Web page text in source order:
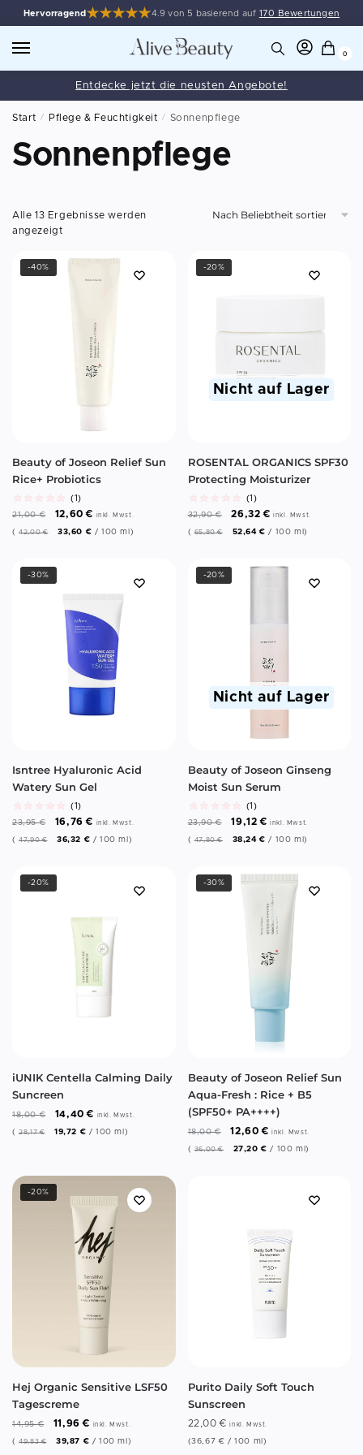
Hervorragend 4.9 von 5 basierend auf 170 Bewertungen
0
Entdecke jetzt die neusten Angebote!
Start / Pflege & Feuchtigkeit / Sonnenpflege
Sonnenpflege
Alle 13 Ergebnisse werden
angezeigt
-40%
Beauty of Joseon Relief Sun
Rice+ Probiotics
(1)
21,00€ 12,60€ inkl. Mwst.
(42,00€ 33,60€ /100 ml )
-20%
Nicht auf Lager
ROSENTAL ORGANICS SPF30
Protecting Moisturizer
(1)
32,90€ 26,32€ inkl. Mwst.
(65,80€ 52,64€ / 100 ml)
-30%
Isntree Hyaluronic Acid
Watery Sun Gel
(1)
23,95€ 16,76€ inkl. Mwst.
(47,90€ 36,32€ /100 ml )
-20%
Nicht auf Lager
Beauty of Joseon Ginseng
Moist Sun Serum
(1)
23,90€ 19,12€ inkl. Mwst.
(47,80€ 38,24€ / 100 ml)
-20%
iUNIK Centella Calming Daily
Suncreen
18,00€ 14,40€ inkl. Mwst.
(28,17€ 19,72€ /100 ml )
-30%
Beauty of Joseon Relief Sun
Aqua-Fresh : Rice + B5
(SPF50+ PA++++)
18,00€ 12,60€ inkl. Mwst.
(36,00€ 27,20€ / 100 ml)
-20%
Hej Organic Sensitive LSF50
Tagescreme
14,95€ 11,96€ inkl. Mwst.
(49,83€ 39,87€ /100 ml )
Purito Daily Soft Touch
Sunscreen
22,00€ inkl. Mwst.
(36,67€ /100 ml )